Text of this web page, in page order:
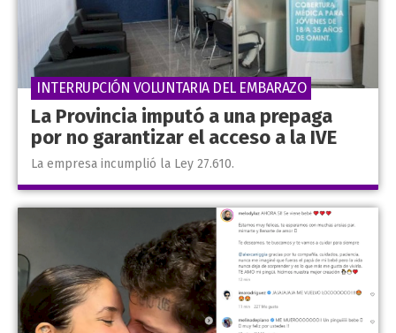
La Provincia imputó a una prepaga
por no garantizar el acceso a la IVE
La empresa incumplió la Ley 27.610.
INTERRUPCIÓN VOLUNTARIA DEL EMBARAZO